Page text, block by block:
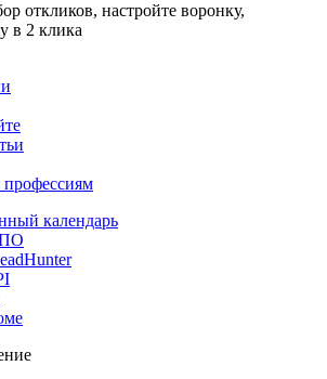
откликов, настройте воронку,
в 2 клика
календарь
ПО